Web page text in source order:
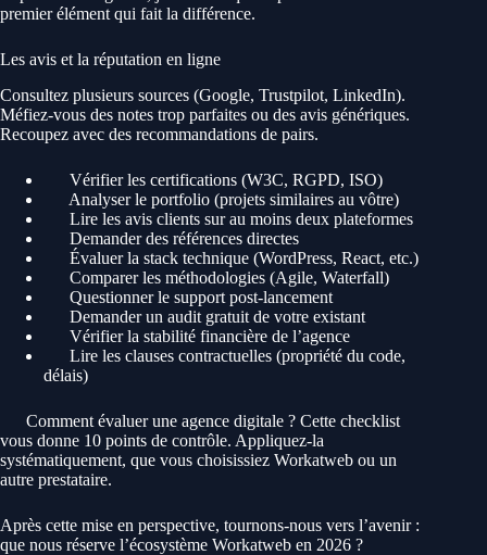
premier élément qui fait la différence.
Les avis et la réputation en ligne
Consultez plusieurs sources (Google, Trustpilot, LinkedIn).
Méfiez-vous des notes trop parfaites ou des avis génériques.
Recoupez avec des recommandations de pairs.
Vérifier les certifications (W3C, RGPD, ISO)
Analyser le portfolio (projets similaires au vôtre)
Lire les avis clients sur au moins deux plateformes
Demander des références directes
Évaluer la stack technique (WordPress, React, etc.)
Comparer les méthodologies (Agile, Waterfall)
Questionner le support post-lancement
Demander un audit gratuit de votre existant
Vérifier la stabilité financière de l’agence
Lire les clauses contractuelles (propriété du code,
délais)
Comment évaluer une agence digitale ? Cette checklist
vous donne 10 points de contrôle. Appliquez-la
systématiquement, que vous choisissiez Workatweb ou un
autre prestataire.
Après cette mise en perspective, tournons-nous vers l’avenir :
que nous réserve l’écosystème Workatweb en 2026 ?